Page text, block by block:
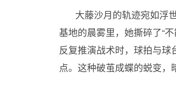
大藤沙月的轨迹宛如浮
基地的晨雾里，她撕碎了“
反复推演战术时，球拍与
点。这种破茧成蝶的蜕变，